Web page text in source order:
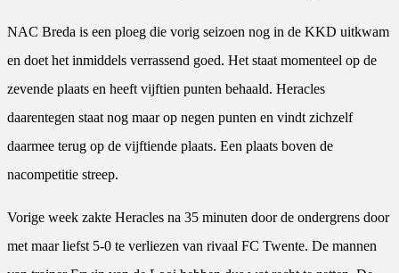
NAC Breda is een ploeg die vorig seizoen nog in de KKD uitkwam
en doet het inmiddels verrassend goed. Het staat momenteel op de
zevende plaats en heeft vijftien punten behaald. Heracles
daarentegen staat nog maar op negen punten en vindt zichzelf
daarmee terug op de vijftiende plaats. Een plaats boven de
nacompetitie streep.
Vorige week zakte Heracles na 35 minuten door de ondergrens door
met maar liefst 5-0 te verliezen van rivaal FC Twente. De mannen